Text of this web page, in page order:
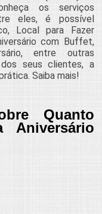
os serviços
eles, é possível
Local para Fazer
com Buffet,
entre outras
seus clientes, a
Saiba mais!
Quanto
Aniversário